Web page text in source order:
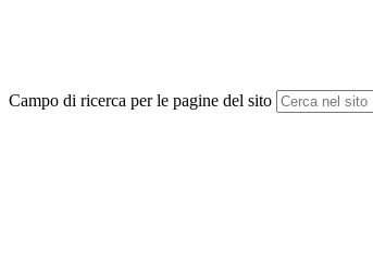
Campo di ricerca per le pagine del sito